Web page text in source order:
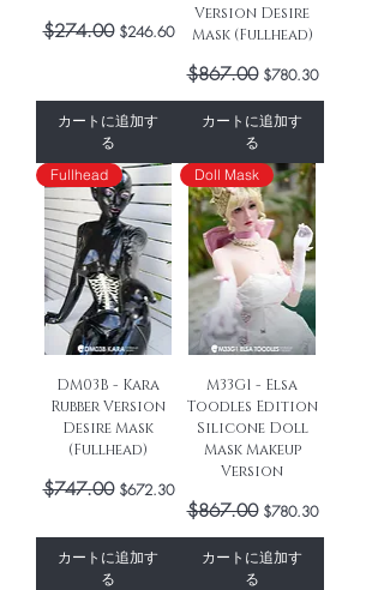
通常価格
$274.00 セール価格
$246.60
カートに追加す
る
Version Desire
Mask (Fullhead)
通常価格
$867.00 セール価格
$780.30
カートに追加す
る
Fullhead
DM03B - Kara
Rubber Version
Desire Mask
(Fullhead)
通常価格
$747.00 セール価格
$672.30
カートに追加す
る
Doll Mask
M33G1 - Elsa
Toodles Edition
Silicone Doll
Mask Makeup
Version
通常価格
$867.00 セール価格
$780.30
カートに追加す
る